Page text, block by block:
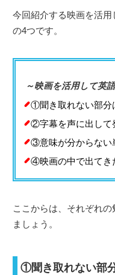
今回紹介する映画を活
の4つです。
～映画を活用して英
①聞き取れない部分
②字幕を声に出して
③意味が分からない
④映画の中で出てき
ここからは、それぞれ
ましょう。
①聞き取れない部